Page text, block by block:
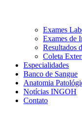
Exames
Exames de
Resultados
Coleta
Especialidades
Banco de Sangue
Anatomia
Notícias INGOH
Contato